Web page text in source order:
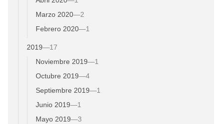
Marzo 2020—2
Febrero 2020—1
2019—17
Noviembre 2019—1
Octubre 2019—4
Septiembre 2019—1
Junio 2019—1
Mayo 2019—3